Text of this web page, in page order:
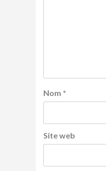
Nom *
Site web